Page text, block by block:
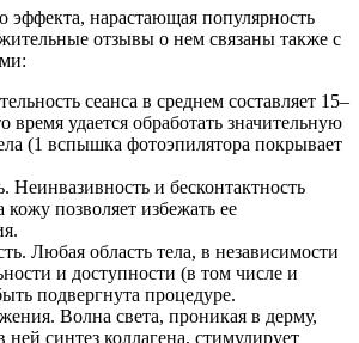
эффекта, нарастающая популярность
отзывы о нем связаны также с
сеанса в среднем составляет 15–
время удается обработать значительную
(1 вспышка фотоэпилятора покрывает
Неинвазивность и бесконтактность
кожу позволяет избежать ее
Любая область тела, в независимости
и доступности (в том числе и
подвергнута процедуре.
Волна света, проникая в дерму,
ней синтез коллагена, стимулирует